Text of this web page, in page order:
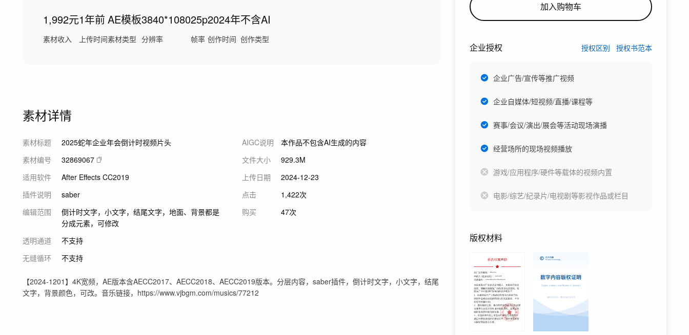
1,992元
素材收入
1年前
上传时间
AE模板
素材类型
3840*1080
分辨率
25p
帧率
2024年
创作时间
不含AI
创作类型
素材详情
素材标题
2025蛇年企业年会倒计时视频片头
素材编号
32869067
适用软件
After Effects CC2019
插件说明
saber
编辑范围
倒计时文字，小文字，结尾文字，地面、背景都是
分成元素，可修改
透明通道
不支持
无缝循环
不支持
AIGC说明
本作品不包含AI生成的内容
文件大小
929.3M
上传日期
2024-12-23
点击
1,422次
购买
47次
【2024-1201】4K宽频，AE版本含AECC2017、AECC2018、AECC2019版本。分层内容，saber插件，倒计时文字，小文字，结尾
文字，背景颜色，可改。音乐链接，https://www.vjbgm.com/musics/77212
加入购物车
企业授权 授权区别 授权书范本
企业广告/宣传等推广视频
企业自媒体/短视频/直播/课程等
赛事/会议/演出/展会等活动现场演播
经营场所的现场视频播放
游戏/应用程序/硬件等载体的视频内置
电影/综艺/纪录片/电视剧等影视作品或栏目
版权材料